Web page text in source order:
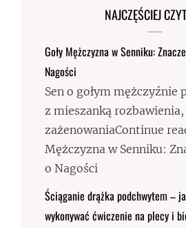
NAJCZĘŚCIEJ
Goły Mężczyzna w Senniku:
Nagości
Sen o gołym
z mieszanką rozbawienia,
zażenowaniaContinue
Mężczyzna w Senniku:
o Nagości
Ściąganie drążka podchwytem –
wykonywać ćwiczenie na plecy i